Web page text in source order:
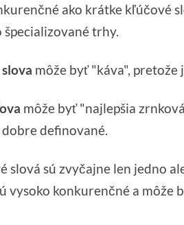
ako krátke kľúčové
trhy.
môže byť "káva", pretože
môže byť "najlepšia
definované.
sú zvyčajne len jedno
vysoko konkurenčné a môže